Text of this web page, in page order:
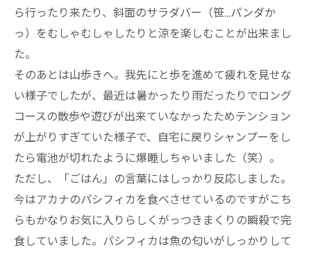
ら行ったり来たり、斜面のサラダバー（笹…パンダか
っ）をむしゃむしゃしたりと涼を楽しむことが出来まし
た。
そのあとは山歩きへ。我先にと歩を進めて疲れを見せな
い様子でしたが、最近は暑かったり雨だったりでロング
コースの散歩や遊びが出来ていなかったためテンション
が上がりすぎていた様子で、自宅に戻りシャンプーをし
たら電池が切れたように爆睡しちゃいました（笑）。
ただし、「ごはん」の言葉にはしっかり反応しました。
今はアカナのパシフィカを食べさせているのですがこち
らもかなりお気に入りらしくがっつきまくりの瞬殺で完
食していました。パシフィカは魚の匂いがしっかりして